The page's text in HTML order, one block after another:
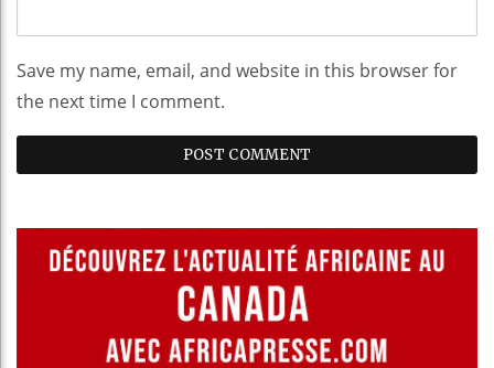
Save my name, email, and website in this browser for
the next time I comment.